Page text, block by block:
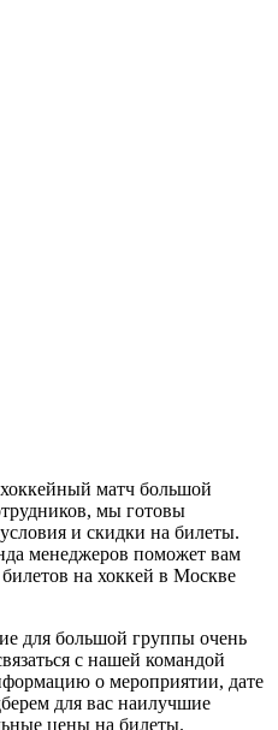
матч большой
мы готовы
и скидки на билеты.
менеджеров поможет вам
билетов на хоккей в Москве
для большой группы очень
с нашей командой
о мероприятии, дате
для вас наилучшие
цены на билеты.